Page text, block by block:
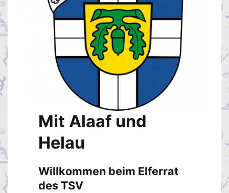
Mit Alaaf und
Helau
Willkommen beim Elferrat
des TSV